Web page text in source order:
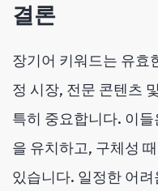
결론
장기어 키워드는 유효
정 시장, 전문 콘텐츠
특히 중요합니다. 이
을 유치하고, 구체성
있습니다. 일정한 어